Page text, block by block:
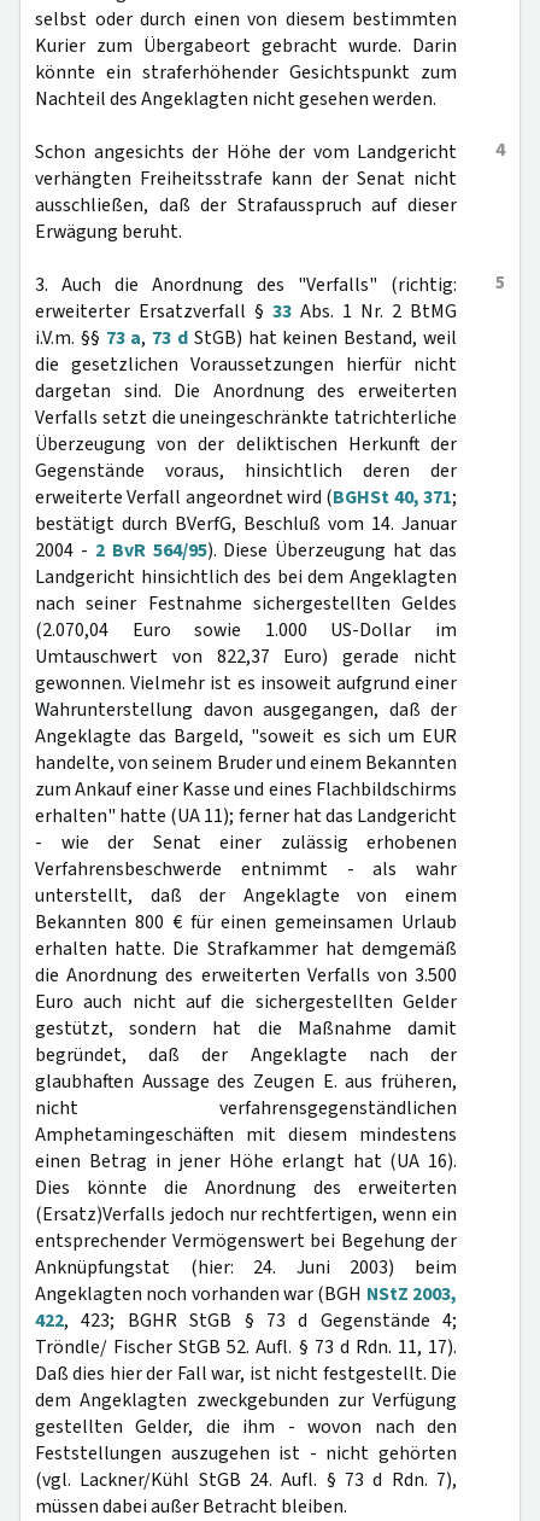
selbst oder durch einen von diesem bestimmten
Kurier zum Übergabeort gebracht wurde. Darin
könnte ein straferhöhender Gesichtspunkt zum
Nachteil des Angeklagten nicht gesehen werden.
4
Schon angesichts der Höhe der vom Landgericht
verhängten Freiheitsstrafe kann der Senat nicht
ausschließen, daß der Strafausspruch auf dieser
Erwägung beruht.
5
3. Auch die Anordnung des "Verfalls" (richtig:
erweiterter Ersatzverfall § 33 Abs. 1 Nr. 2 BtMG
i.V.m. §§ 73 a, 73 d StGB) hat keinen Bestand, weil
die gesetzlichen Voraussetzungen hierfür nicht
dargetan sind. Die Anordnung des erweiterten
Verfalls setzt die uneingeschränkte tatrichterliche
Überzeugung von der deliktischen Herkunft der
Gegenstände voraus, hinsichtlich deren der
erweiterte Verfall angeordnet wird (BGHSt 40, 371;
bestätigt durch BVerfG, Beschluß vom 14. Januar
2004 - 2 BvR 564/95). Diese Überzeugung hat das
Landgericht hinsichtlich des bei dem Angeklagten
nach seiner Festnahme sichergestellten Geldes
(2.070,04 Euro sowie 1.000 US-Dollar im
Umtauschwert von 822,37 Euro) gerade nicht
gewonnen. Vielmehr ist es insoweit aufgrund einer
Wahrunterstellung davon ausgegangen, daß der
Angeklagte das Bargeld, "soweit es sich um EUR
handelte, von seinem Bruder und einem Bekannten
zum Ankauf einer Kasse und eines Flachbildschirms
erhalten" hatte (UA 11); ferner hat das Landgericht
- wie der Senat einer zulässig erhobenen
Verfahrensbeschwerde entnimmt - als wahr
unterstellt, daß der Angeklagte von einem
Bekannten 800 € für einen gemeinsamen Urlaub
erhalten hatte. Die Strafkammer hat demgemäß
die Anordnung des erweiterten Verfalls von 3.500
Euro auch nicht auf die sichergestellten Gelder
gestützt, sondern hat die Maßnahme damit
begründet, daß der Angeklagte nach der
glaubhaften Aussage des Zeugen E. aus früheren,
nicht verfahrensgegenständlichen
Amphetamingeschäften mit diesem mindestens
einen Betrag in jener Höhe erlangt hat (UA 16).
Dies könnte die Anordnung des erweiterten
(Ersatz)Verfalls jedoch nur rechtfertigen, wenn ein
entsprechender Vermögenswert bei Begehung der
Anknüpfungstat (hier: 24. Juni 2003) beim
Angeklagten noch vorhanden war (BGH NStZ 2003,
422, 423; BGHR StGB § 73 d Gegenstände 4;
Tröndle/ Fischer StGB 52. Aufl. § 73 d Rdn. 11, 17).
Daß dies hier der Fall war, ist nicht festgestellt. Die
dem Angeklagten zweckgebunden zur Verfügung
gestellten Gelder, die ihm - wovon nach den
Feststellungen auszugehen ist - nicht gehörten
(vgl. Lackner/Kühl StGB 24. Aufl. § 73 d Rdn. 7),
müssen dabei außer Betracht bleiben.